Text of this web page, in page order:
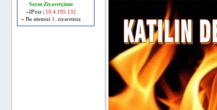
Sayın Ziyaretçimiz
»IP'niz |
10.4.195.132
» Bu sitemizi 1. ziyaretiniz